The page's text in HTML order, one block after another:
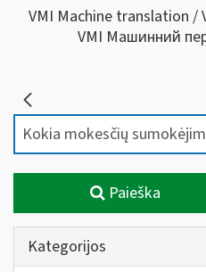
VMI Machine translation
VMI Машинний
Paieška
Kategorijos